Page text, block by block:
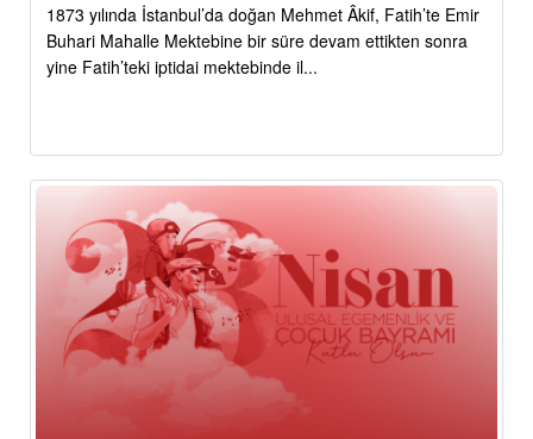
1873 yılında İstanbul’da doğan Mehmet Âkif, Fatih’te Emir
Buhari Mahalle Mektebine bir süre devam ettikten sonra
yine Fatih’teki iptidai mektebinde il...